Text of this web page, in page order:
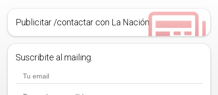
Publicitar /contactar con La Nación
Suscribite al mailing.